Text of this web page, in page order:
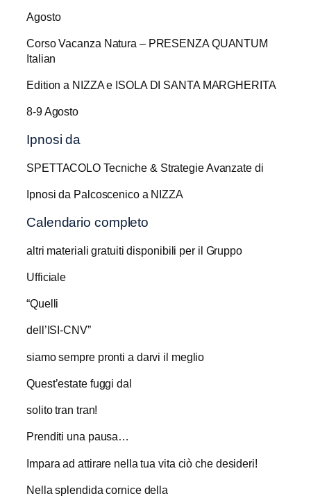
Agosto
Corso Vacanza Natura – PRESENZA QUANTUM
Italian
Edition a NIZZA e ISOLA DI SANTA MARGHERITA
8-9 Agosto
Ipnosi da
SPETTACOLO Tecniche & Strategie Avanzate di
Ipnosi da Palcoscenico a NIZZA
Calendario completo
altri materiali gratuiti disponibili per il Gruppo
Ufficiale
“Quelli
dell’ISI-CNV”
siamo sempre pronti a darvi il meglio
Quest’estate fuggi dal
solito tran tran!
Prenditi una pausa…
Impara ad attirare nella tua vita ciò che desideri!
Nella splendida cornice della